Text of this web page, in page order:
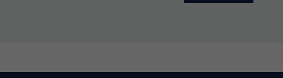
För att vi ska
funktionalitet